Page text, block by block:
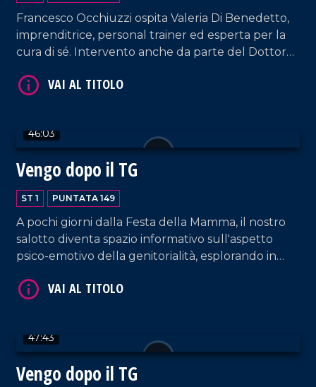
Francesco Occhiuzzi ospita Valeria Di Benedetto,
imprenditrice, personal trainer ed esperta per la
cura di sé. Intervento anche da parte del Dottor
Nostra Signora dello Scoglio. E poi, musica dal vivo,
46:03
Vengo dopo il TG
ST 1 PUNTATA 149
A pochi giorni dalla Festa della Mamma, il nostro
salotto diventa spazio informativo sull'aspetto
psico-emotivo della genitorialità, esplorando in
responsabilità e sfide quotidiane. Spazio anche a
la psicoterapeuta Maria Laura Falduto e la biologa
nutrizionista Maura Sicari. Conduzione a cura di
Rossella Galati e Francesco Occhiuzzi.
47:43
Vengo dopo il TG
VAI AL TITOLO
VAI AL TITOLO
VAI AL TITOLO